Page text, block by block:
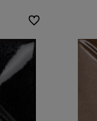
Do ulubionych
Do ulubionych